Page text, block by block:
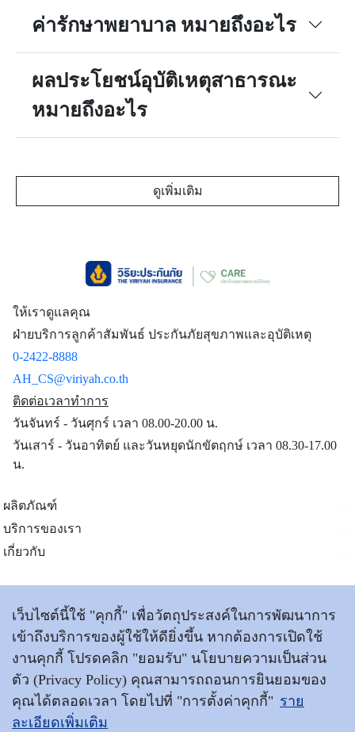
ค่ารักษาพยาบาล หมายถึงอะไร
ผลประโยชน์อุบัติเหตุสาธารณะ
หมายถึงอะไร
ดูเพิ่มเติม
ให้เราดูแลคุณ
ฝ่ายบริการลูกค้าสัมพันธ์ ประกันภัยสุขภาพและอุบัติเหตุ
0-2422-8888
AH_CS@viriyah.co.th
ติดต่อเวลาทำการ
วันจันทร์ - วันศุกร์ เวลา 08.00-20.00 น.
วันเสาร์ - วันอาทิตย์ และวันหยุดนักขัตฤกษ์ เวลา 08.30-17.00
น.
ผลิตภัณฑ์
บริการของเรา
เกี่ยวกับ
ข้อตกลงและเงื่อนไขการใช้บริการ|นโยบายการคุ้มครอง
ข้อมูลส่วนบุคคล
| แผนผังเว็บไซต์ |เข้าสู่เว็บไซต์วิริยะประกันภัย
เว็บไซต์นี้ใช้ "คุกกี้" เพื่อวัตถุประสงค์ในการพัฒนาการ
เข้าถึงบริการของผู้ใช้ให้ดียิ่งขึ้น หากต้องการเปิดใช้
งานคุกกี้ โปรดคลิก "ยอมรับ" นโยบายความเป็นส่วน
ตัว (Privacy Policy) คุณสามารถถอนการยินยอมของ
คุณได้ตลอดเวลา โดยไปที่ "การตั้งค่าคุกกี้" ราย
ละเอียดเพิ่มเติม